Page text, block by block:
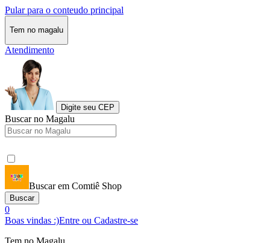
Pular para o conteudo principal
Tem no magalu
Atendimento
Digite seu CEP
Buscar no Magalu
Buscar em Comtiê Shop
Buscar
0
Boas vindas :)Entre ou Cadastre-se
Tem no Magalu